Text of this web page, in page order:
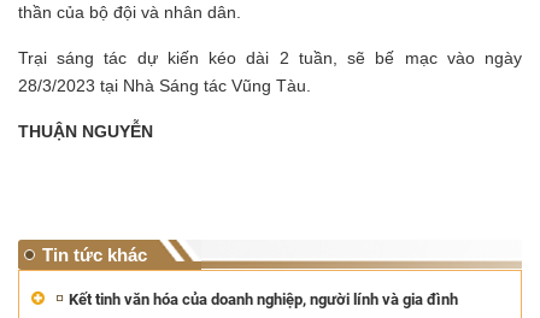
thần của bộ đội và nhân dân.
Trại sáng tác dự kiến kéo dài 2 tuần, sẽ bế mạc vào ngày
28/3/2023 tại Nhà Sáng tác Vũng Tàu.
THUẬN NGUYỄN
Tin tức khác
Kết tinh văn hóa của doanh nghiệp, người lính và gia đình